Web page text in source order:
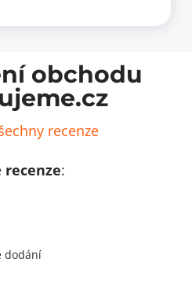
obchodu
recenze
recenze:
dodání